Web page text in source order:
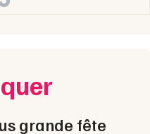
grande fête